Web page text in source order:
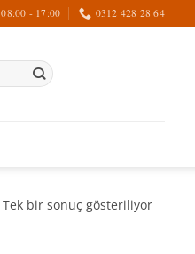
08:00 - 17:00 0312 428 28 64
Tek bir sonuç gösteriliyor